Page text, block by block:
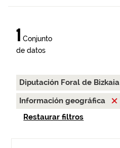
1 Conjunto
de datos
Diputación Foral de Bizkaia
Información geográfica
Restaurar filtros